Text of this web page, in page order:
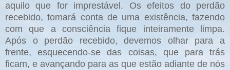
aquilo que for imprestável. Os efeitos do perdão
recebido, tomará conta de uma existência, fazendo
com que a consciência fique inteiramente limpa.
Após o perdão recebido, devemos olhar para a
frente, esquecendo-se das coisas, que para trás
ficam, e avançando para as que estão adiante de nós